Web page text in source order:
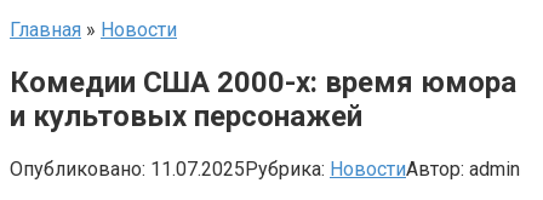
Главная » Новости
Комедии США 2000-х: время юмора
и культовых персонажей
Опубликовано: 11.07.2025Рубрика: НовостиАвтор: admin